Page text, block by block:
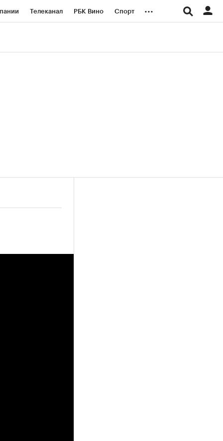
Телеканал РБК Вино Спорт ...